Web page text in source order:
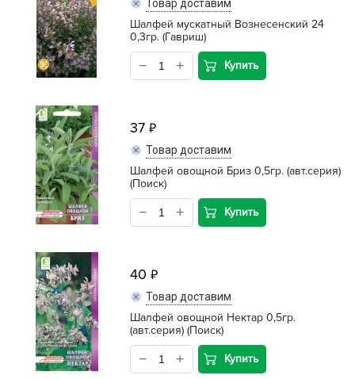
Товар доставим
Шалфей мускатный Вознесенский 24
0,3гр. (Гавриш)
Купить
37
Товар доставим
Шалфей овощной Бриз 0,5гр. (авт.серия)
(Поиск)
Купить
40
Товар доставим
Шалфей овощной Нектар 0,5гр.
(авт.серия) (Поиск)
Купить